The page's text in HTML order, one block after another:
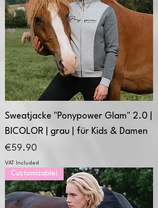
Sweatjacke "Ponypower Glam" 2.0 |
BICOLOR | grau | für Kids & Damen
Price
€59.90
VAT Included
Customizable!